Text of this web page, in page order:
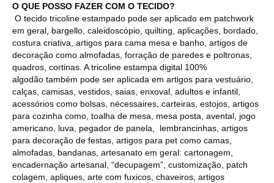
O QUE POSSO FAZER COM O TECIDO?
O tecido tricoline estampado pode ser aplicado em patchwork
em geral, bargello, caleidoscópio, quilting, aplicações, bordado,
costura criativa, artigos para cama mesa e banho, artigos de
decoração como almofadas, forração de paredes e poltronas,
quadros, cortinas. A tricoline estampa digital 100%
algodão também pode ser aplicada em artigos para vestuário,
calças, camisas, vestidos, saias, enxoval, adultos e infantil,
acessórios como bolsas, nécessaires, carteiras, estojos, artigos
para cozinha como, toalha de mesa, mesa posta, avental, jogo
americano, luva, pegador de panela, lembrancinhas, artigos
para decoração de festas, artigos para pet como camas,
almofadas, bandanas, artesanato em geral: cartonagem,
encadernação artesanal, “decupagem”, customização, patch
colagem, apliques, arte com fuxicos, chaveiros, artigos